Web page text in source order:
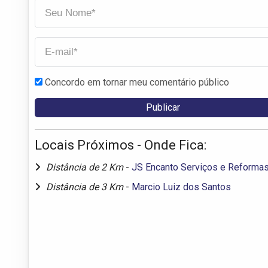
Concordo em tornar meu comentário público
Locais Próximos - Onde Fica:
Distância de 2 Km - JS Encanto Serviços e
Distância de 3 Km - Marcio Luiz dos Santos